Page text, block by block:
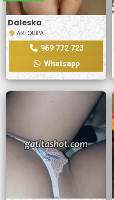
Daleska
AREQUIPA
969 772 723
Whatsapp